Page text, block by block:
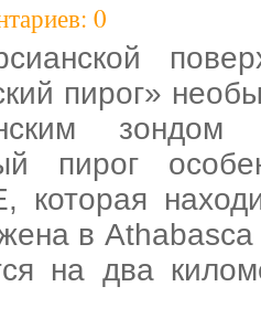
0
пирог»
пирог
которая
в
на два